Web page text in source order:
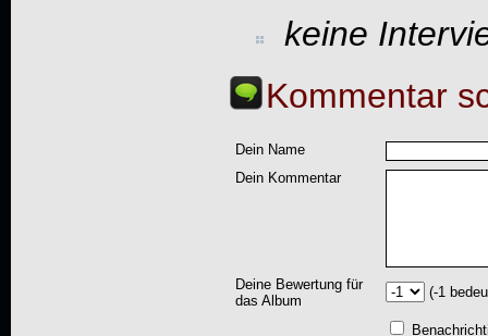
keine
Kommentar
Dein Name
Dein Kommentar
Deine Bewertung für
das Album
(-1